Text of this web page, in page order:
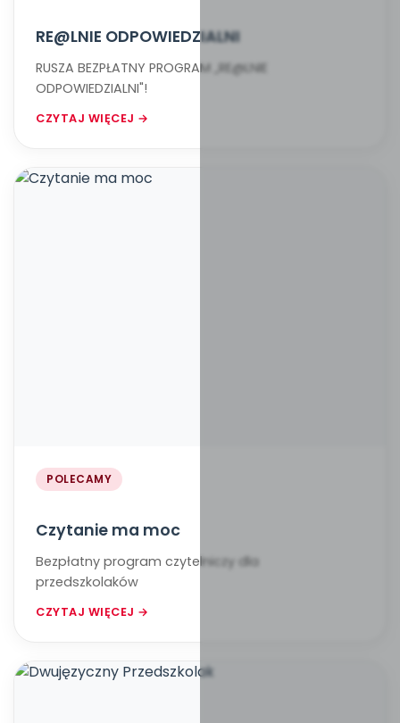
RE@LNIE ODPOWIEDZIALNI
RUSZA BEZPŁATNY PROGRAM „RE@LNIE
ODPOWIEDZIALNI"!
CZYTAJ WIĘCEJ →
POLECAMY
Czytanie ma moc
Bezpłatny program czytelniczy dla
przedszkolaków
CZYTAJ WIĘCEJ →